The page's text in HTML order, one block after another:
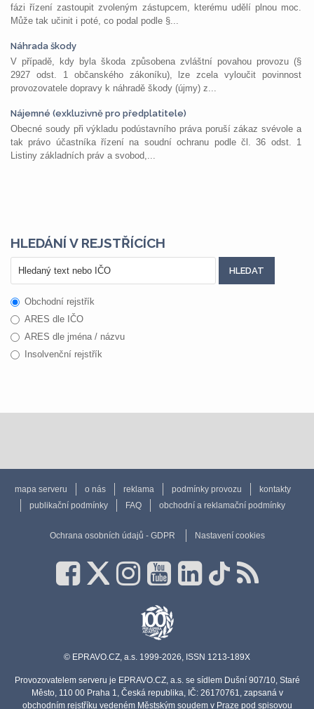
fázi řízení zastoupit zvoleným zástupcem, kterému udělí plnou moc.
Může tak učinit i poté, co podal podle §...
Náhrada škody
V případě, kdy byla škoda způsobena zvláštní povahou provozu (§
2927 odst. 1 občanského zákoníku), lze zcela vyloučit povinnost
provozovatele dopravy k náhradě škody (újmy) z...
Nájemné (exkluzivně pro předplatitele)
Obecné soudy při výkladu podústavního práva poruší zákaz svévole a
tak právo účastníka řízení na soudní ochranu podle čl. 36 odst. 1
Listiny základních práv a svobod,...
HLEDÁNÍ V REJSTŘÍCÍCH
Obchodní rejstřík
ARES dle IČO
ARES dle jména / názvu
Insolvenční rejstřík
mapa serveru o nás reklama podmínky provozu
kontakty
publikační podmínky
FAQ obchodní a reklamační podmínky
Ochrana osobních údajů - GDPR Nastavení cookies
© EPRAVO.CZ, a.s. 1999-2026, ISSN 1213-189X
Provozovatelem serveru je EPRAVO.CZ, a.s. se sídlem Dušní 907/10, Staré
Město, 110 00 Praha 1, Česká republika, IČ: 26170761, zapsaná v
obchodním rejstříku vedeném Městským soudem v Praze pod spisovou